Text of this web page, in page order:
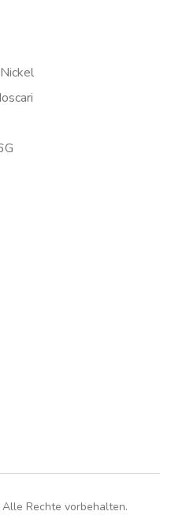
Rechte vorbehalten.